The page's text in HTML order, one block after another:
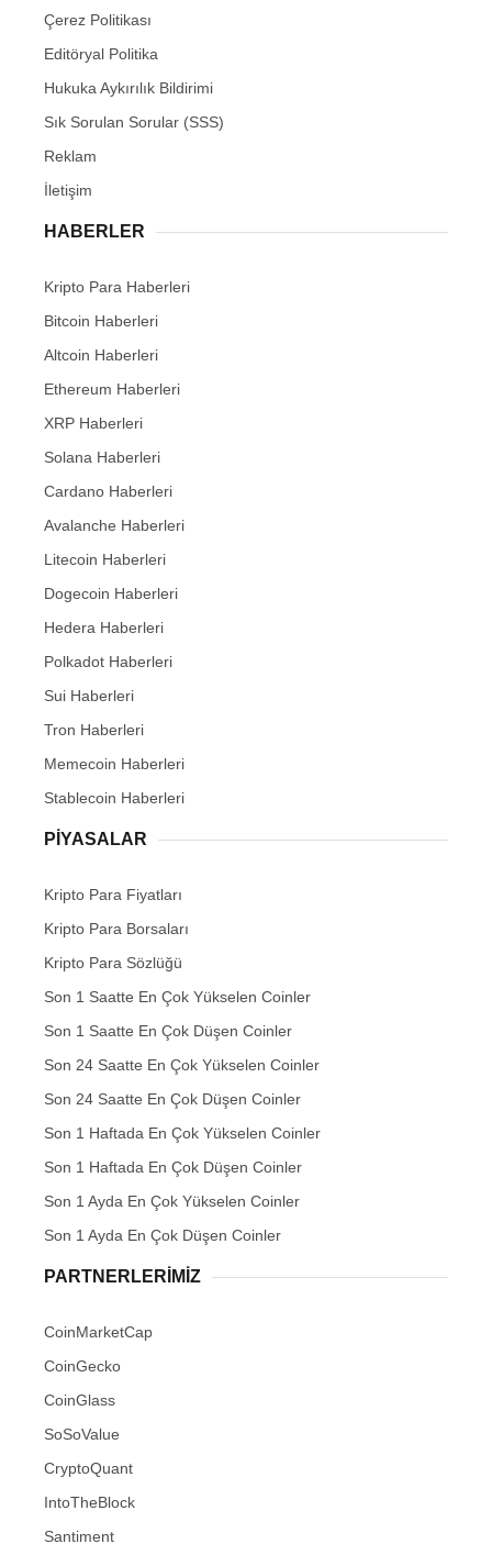
Çerez Politikası
Editöryal Politika
Hukuka Aykırılık Bildirimi
Sık Sorulan Sorular (SSS)
Reklam
İletişim
HABERLER
Kripto Para Haberleri
Bitcoin Haberleri
Altcoin Haberleri
Ethereum Haberleri
XRP Haberleri
Solana Haberleri
Cardano Haberleri
Avalanche Haberleri
Litecoin Haberleri
Dogecoin Haberleri
Hedera Haberleri
Polkadot Haberleri
Sui Haberleri
Tron Haberleri
Memecoin Haberleri
Stablecoin Haberleri
PIYASALAR
Kripto Para Fiyatları
Kripto Para Borsaları
Kripto Para Sözlüğü
Son 1 Saatte En Çok Yükselen Coinler
Son 1 Saatte En Çok Düşen Coinler
Son 24 Saatte En Çok Yükselen Coinler
Son 24 Saatte En Çok Düşen Coinler
Son 1 Haftada En Çok Yükselen Coinler
Son 1 Haftada En Çok Düşen Coinler
Son 1 Ayda En Çok Yükselen Coinler
Son 1 Ayda En Çok Düşen Coinler
PARTNERLERIMIZ
CoinMarketCap
CoinGecko
CoinGlass
SoSoValue
CryptoQuant
IntoTheBlock
Santiment